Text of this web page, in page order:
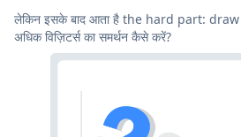
लेकिन इसके बाद आता है the hard part:
अधिक विज़िटर्स का समर्थन कैसे करें?